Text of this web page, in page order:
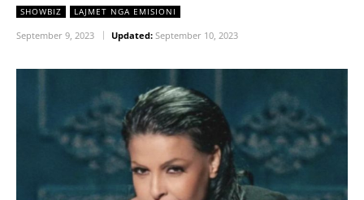
SHOWBIZ LAJMET NGA EMISIONI
September 9, 2023 Updated: September 10, 2023